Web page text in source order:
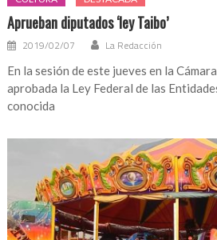
Aprueban diputados ‘ley Taibo’
2019/02/07 La Redacción
En la sesión de este jueves en la
aprobada la Ley Federal de las
conocida